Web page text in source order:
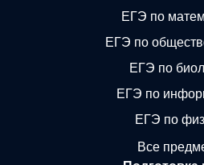
ЕГЭ по
ЕГЭ по
ЕГЭ по
ЕГЭ по
ЕГЭ по
Все